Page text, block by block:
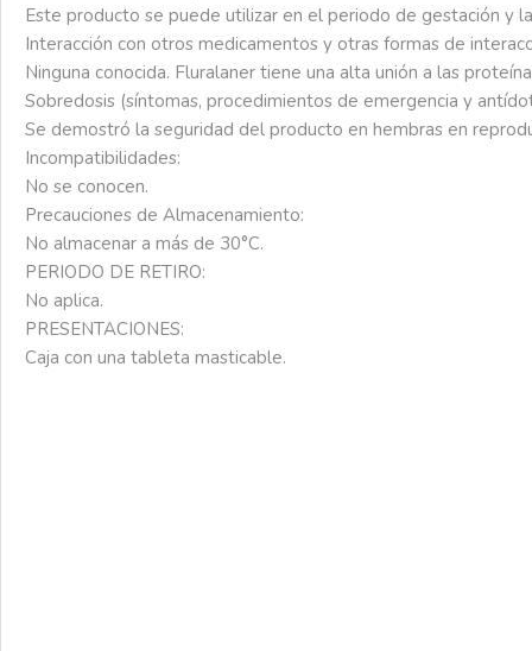
Este producto se puede utilizar en el periodo de gestación y
Interacción con otros medicamentos y otras formas de
Ninguna conocida. Fluralaner tiene una alta unión a las
Sobredosis (síntomas, procedimientos de emergencia y
Se demostró la seguridad del producto en hembras en
Incompatibilidades:
No se conocen.
Precauciones de Almacenamiento:
No almacenar a más de 30°C.
PERIODO DE RETIRO:
No aplica.
PRESENTACIONES:
Caja con una tableta masticable.